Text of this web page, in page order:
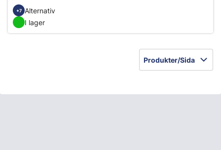
+7
Alternativ
I lager
Produkter/Sida